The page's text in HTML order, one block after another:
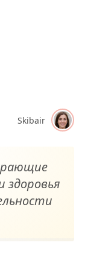
Skibair
здоровья